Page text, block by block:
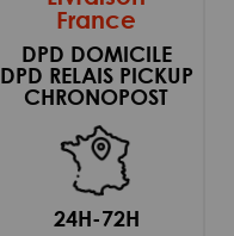
France
DPD DOMICILE
DPD RELAIS PICKUP
CHRONOPOST
24H-72H